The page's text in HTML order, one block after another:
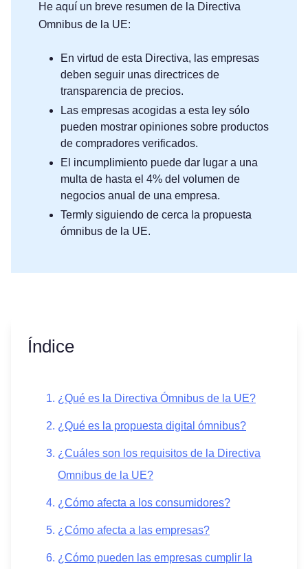
He aquí un breve resumen de la Directiva
Omnibus de la UE:
En virtud de esta Directiva, las empresas
deben seguir unas directrices de
transparencia de precios.
Las empresas acogidas a esta ley sólo
pueden mostrar opiniones sobre productos
de compradores verificados.
El incumplimiento puede dar lugar a una
multa de hasta el 4% del volumen de
negocios anual de una empresa.
Termly siguiendo de cerca la propuesta
ómnibus de la UE.
Índice
¿Qué es la Directiva Ómnibus de la UE?
¿Qué es la propuesta digital ómnibus?
¿Cuáles son los requisitos de la Directiva
Omnibus de la UE?
¿Cómo afecta a los consumidores?
¿Cómo afecta a las empresas?
¿Cómo pueden las empresas cumplir la